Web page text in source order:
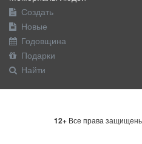
Создать
Новые
Годовщина
Подарки
Найти
12+ Все права